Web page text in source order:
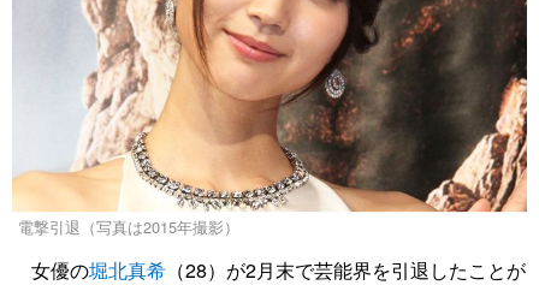
電撃引退（写真は2015年撮影）
女優の堀北真希 （28）が2月末で芸能界を引退したことが